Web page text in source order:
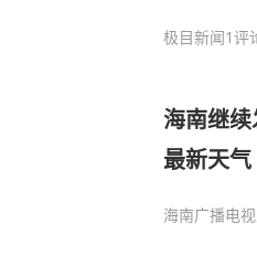
极目新闻1评
海南继
最新天气
海南广播电